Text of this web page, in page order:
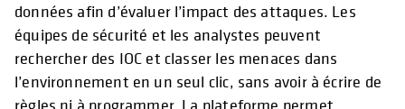
données afin d’évaluer l’impact des attaques. Les
équipes de sécurité et les analystes peuvent
rechercher des IOC et classer les menaces dans
l’environnement en un seul clic, sans avoir à écrire de